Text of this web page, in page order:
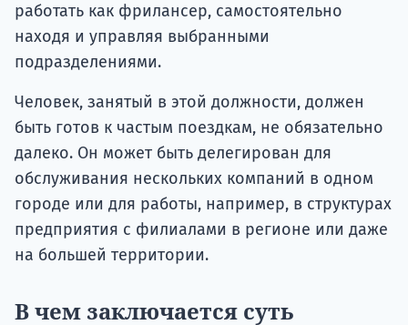
работать как фрилансер, самостоятельно
находя и управляя выбранными
подразделениями.
Человек, занятый в этой должности, должен
быть готов к частым поездкам, не обязательно
далеко. Он может быть делегирован для
обслуживания нескольких компаний в одном
городе или для работы, например, в структурах
предприятия с филиалами в регионе или даже
на большей территории.
В чем заключается суть